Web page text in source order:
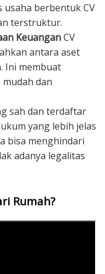
usaha berbentuk CV
terstruktur.
KeuanganCV
antara aset
Ini membuat
dan
sah dan terdaftar
yang lebih jelas
bisa menghindari
adanya legalitas
Rumah?